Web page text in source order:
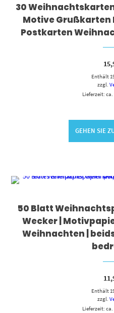
30
Motive Grußkarten
Postkarten
Enthält
zzgl.
Lieferzeit:
GEHEN SIE
50 Blatt
Wecker |
Weihnachten |
Enthält
zzgl.
Lieferzeit: